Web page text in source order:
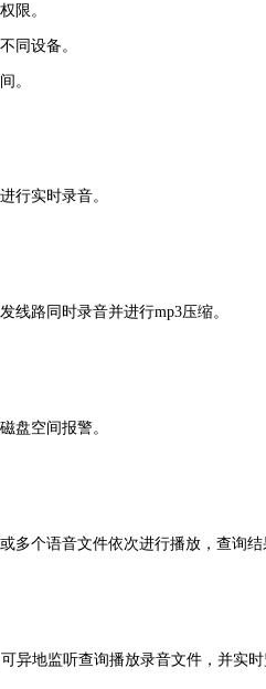
限。
同设备。
。
行实时录音。
线路同时录音并进行mp3压缩。
盘空间报警。
多个语音文件依次进行播放，查询
异地监听查询播放录音文件，并实